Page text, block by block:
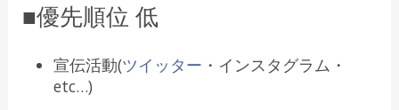
■優先順位 低
宣伝活動(ツイッター ・インスタグラム・
etc…)